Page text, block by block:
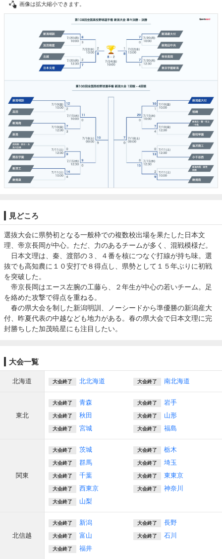
画像は拡大縮小できます。
見どころ
選抜大会に県勢初となる一般枠での複数校出場を果たした日本文
理、帝京長岡が中心。ただ、力のあるチームが多く、混戦模様だ。
日本文理は、秦、渡部の３、４番を核につなぐ打線が持ち味。選
抜でも高知農に１０安打で８得点し、県勢として１５年ぶりに初戦
を突破した。
帝京長岡はエース左腕の工藤ら、２年生が中心の若いチーム。足
を絡めた攻撃で得点を重ねる。
春の県大会を制した新潟明訓、ノーシードから準優勝の新潟産大
付、昨夏代表の中越なども地力がある。春の県大会で日本文理に完
封勝ちした加茂暁星にも注目したい。
大会一覧
北海道 大会終了 北北海道 大会終了 南北海道
東北
大会終了 青森 大会終了 岩手
大会終了 秋田 大会終了 山形
大会終了 宮城 大会終了 福島
関東
大会終了 茨城 大会終了 栃木
大会終了 群馬 大会終了 埼玉
大会終了 千葉 大会終了 東東京
大会終了 西東京 大会終了 神奈川
大会終了 山梨
北信越
大会終了 新潟 大会終了 長野
大会終了 富山 大会終了 石川
大会終了 福井